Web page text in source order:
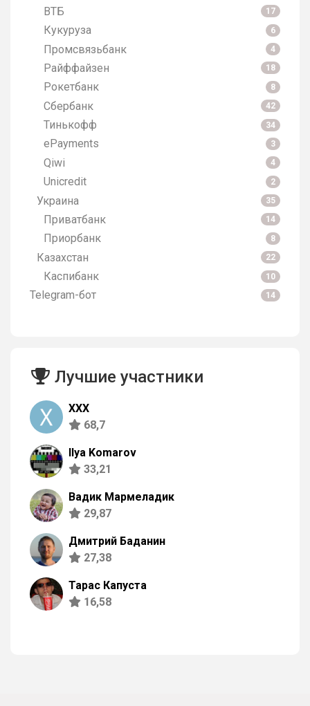
ВТБ 17
Кукуруза 6
Промсвязьбанк 4
Райффайзен 18
Рокетбанк 8
Сбербанк 42
Тинькофф 34
ePayments 3
Qiwi 4
Unicredit 2
Украина 35
Приватбанк 14
Приорбанк 8
Казахстан 22
Каспибанк 10
Telegram-бот 14
Лучшие участники
XXX
68,7
Ilya Komarov
33,21
Вадик Мармеладик
29,87
Дмитрий Баданин
27,38
Тарас Капуста
16,58